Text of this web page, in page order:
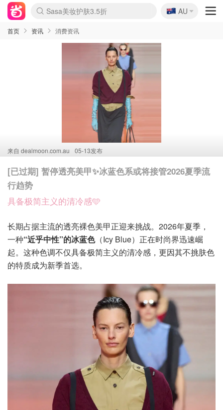
lululemon折扣上新
Sasa美妆护肤3.5折
SSENSE年中2.5折
FreshBeauty好价汇总
Cettire降价+叠9折
WWS Coles超市实拍
viagogo二手票捡漏
Myer超级周末
The Outnet奢牌1折起
David Jones 3折起
Flannels大牌1折
Perfumes Club护肤1折
AMIRO面罩$251
Amazon折扣汇总
eToro入金$200送$50
Amazon数码好物
ICONIC本周7.5折
ThedoubleF高奢地板价
Moose Knuckles 6折
丝芙兰5折起
EUFY摄像头$98
Selenichast首饰2折
Trip机票酒店促销
YSL送5件彩妆礼
Amazon家居好物
Amazon美妆护肤
雅漾大喷$8
过敏原检测盒$33
伊索独家赠50ml沐浴露
科颜氏高保湿面霜$29
SEALIFE海洋馆门票6折
丝塔芙大白罐$16
订阅Newsletter送香薰
Cult Beauty 6.8折
Harrods圣诞日历$525
LN-CC奢牌私促3折
d'Alba空姐喷雾$16
EVE LOM套装£56
Bernardelli独家4折
Adore Beauty 6折起
CT圣诞日历
Mytheresa奢品2.7折
Luxury Escapes 9折
Currentbody美容仪$881
MOON Garden Live
Roborock扫地机$649
Tingo Life水杯$24
Valentino官网5折
CR洗护套装$23
修丽可4件套$159
Myer彩妆2件7折
GANNI官网4.5折
Stylevana韩妆4折
Tessabit高奢8.5折
OGX洗发水$11
Amazon阿德莱德次日达
卡诗8.5折+赠礼
Philips Hue灯具8折
🇦🇺
AU
首页 资讯 消费资讯
来自 dealmoon.com.au 05-13发布
[已过期] 暂停透亮美甲✨冰蓝色系或将接管2026夏季流
行趋势
具备极简主义的清冷感🩵
长期占据主流的透亮裸色美甲正迎来挑战。2026年夏季，
一种“近乎中性”的冰蓝色（Icy Blue）正在时尚界迅速崛
起。这种色调不仅具备极简主义的清冷感，更因其不挑肤色
的特质成为新季首选。